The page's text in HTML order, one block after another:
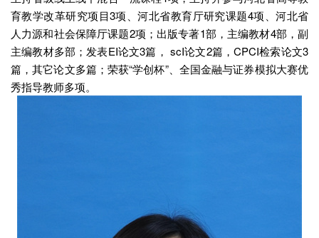
育教学改革研究项目3项、河北省教育厅研究课题4项、河北省
人力源和社会保障厅课题2项；出版专著1部，主编教材4部，副
主编教材多部；发表EI论文3篇， scI论文2篇，CPCI检索论文3
篇，其它论文多篇；荣获“学创杯”、全国金融与证券模拟大赛优
秀指导教师多项。